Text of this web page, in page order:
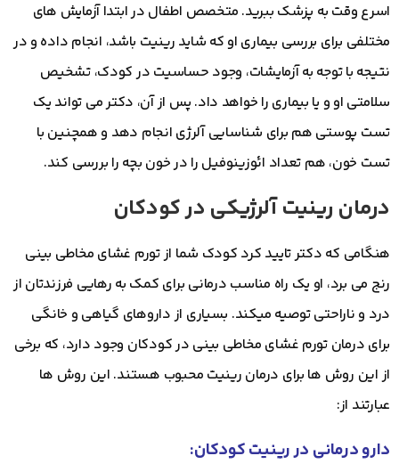
اسرع وقت به پزشک ببرید. متخصص اطفال در ابتدا آزمایش های
مختلفی برای بررسی بیماری او که شاید رینیت باشد، انجام داده و در
نتیجه با توجه به آزمایشات، وجود حساسیت در کودک، تشخيص
سلامتی او و یا بیماری را خواهد داد. پس از آن، دکتر می تواند یک
تست پوستی هم برای شناسایی آلرژی انجام دهد و همچنین با
تست خون، هم تعداد ائوزینوفیل را در خون بچه را بررسی کند.
درمان رینیت آلرژیکی در کودکان
هنگامی که دکتر تایید کرد کودک شما از تورم غشای مخاطی بینی
رنج می برد، او یک راه مناسب درمانی برای کمک به رهایی فرزندتان از
درد و ناراحتی توصیه ميكند. بسیاری از داروهای گیاهی و خانگی
برای درمان تورم غشای مخاطی بینی در کودکان وجود دارد، که برخی
از این روش ها برای درمان رینیت محبوب هستند. این روش ها
عبارتند از:
دارو درمانی در رینیت کودکان: